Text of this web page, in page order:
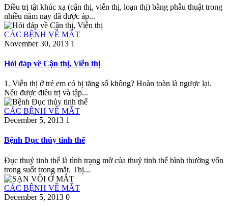
Điều trị tật khúc xạ (cận thị, viễn thị, loạn thị) bằng phẫu thuật trong
nhiều năm nay đã được áp...
CÁC BỆNH VỀ MẮT
November 30, 2013 1
Hỏi đáp về Cận thị, Viễn thị
1. Viễn thị ở trẻ em có bị tăng số không? Hoàn toàn là ngược lại.
Nếu được điều trị và tập...
CÁC BỆNH VỀ MẮT
December 5, 2013 1
Bệnh Đục thủy tinh thể
Đục thuỷ tinh thể là tình trạng mờ của thuỷ tinh thể bình thường vốn
trong suốt trong mắt. Thị...
CÁC BỆNH VỀ MẮT
December 5, 2013 0